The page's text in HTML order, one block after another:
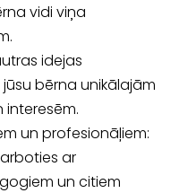
vidi viņa
idejas
bērna unikālajām
un profesionāļiem:
ar
un citiem